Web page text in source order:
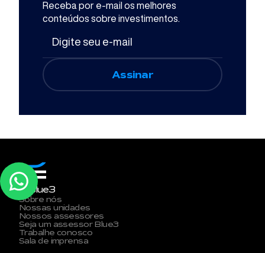
Receba por e-mail os melhores
conteúdos sobre investimentos.
A Blue3
Sobre nós
Nossas unidades
Nossos assessores
Seja um assessor Blue3
Trabalhe conosco
Sala de imprensa